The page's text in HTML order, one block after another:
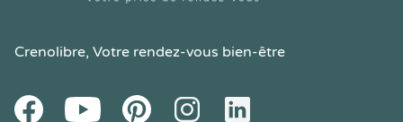
Crenolibre, Votre rendez-vous bien-être
FacebookYoutube PinteresetInstagramLinkedIn